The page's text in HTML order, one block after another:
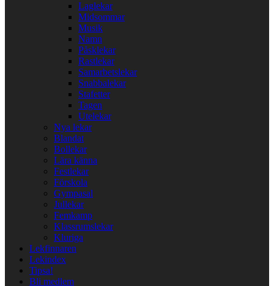
Laglekar
Midsommar
Musik
Namn
Påsklekar
Rastlekar
Samarbetslekar
Snabbalekar
Stafetter
Tagen
Utelekar
Nya lekar
Blandat
Bollekar
Lära känna
Festlekar
Förskola
Gympasal
Jullekar
Femkamp
Klassrumslekar
Kluriga
Lekfinnaren
Lekindex
Tipsa!
Bli medlem